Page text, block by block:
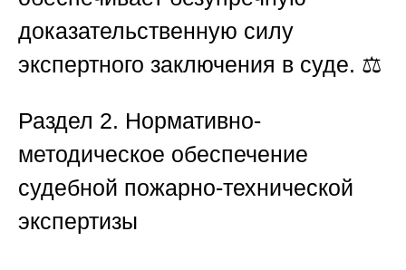
доказательственную силу
экспертного заключения в суде. ⚖️
Раздел 2. Нормативно-
методическое обеспечение
судебной пожарно-технической
экспертизы